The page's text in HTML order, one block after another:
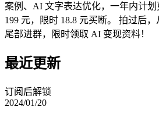
案例、AI 文字表达优化，一年内计划
199 元，限时 18.8 元买断。 拍过后，
尾部进群，限时领取 AI 变现资料！
最近更新
订阅后解锁
2024/01/20